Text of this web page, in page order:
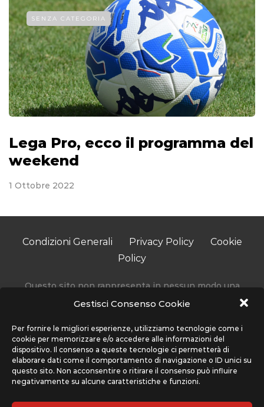
Gestisci Consenso Cookie
Per fornire le migliori esperienze, utilizziamo tecnologie come i
cookie per memorizzare e/o accedere alle informazioni del
dispositivo. Il consenso a queste tecnologie ci permetterà di
elaborare dati come il comportamento di navigazione o ID unici su
questo sito. Non acconsentire o ritirare il consenso può influire
negativamente su alcune caratteristiche e funzioni.
SENZA CATEGORIA
Lega Pro, ecco il programma del
weekend
1 Ottobre 2022
Condizioni Generali Privacy Policy
Cookie
Policy
Questo sito non rappresenta in nessun modo una
testata giornalistica in quanto viene aggiornato senza
Accedendo, usando o navigando sul nostro sito stai
accettando l’utilizzo di determinati cookie per migliorare
la tua esperienza. Sport Network non utilizza cookie che
interferiscono con la tua privacy, ma solo quelli che
migliorano l’uso del nostro sito, ti preghiamo di far